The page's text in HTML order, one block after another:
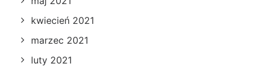
kwiecień 2021
marzec 2021
luty 2021